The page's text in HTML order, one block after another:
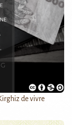
de vivre